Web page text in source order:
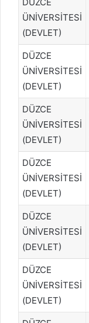
ÜNİVERSİTESİ
(DEVLET)
DÜZCE
ÜNİVERSİTESİ
(DEVLET)
DÜZCE
ÜNİVERSİTESİ
(DEVLET)
DÜZCE
ÜNİVERSİTESİ
(DEVLET)
DÜZCE
ÜNİVERSİTESİ
(DEVLET)
DÜZCE
ÜNİVERSİTESİ
(DEVLET)